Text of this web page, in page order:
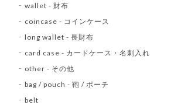
wallet - 財布
coincase - コインケース
long wallet - 長財布
card case - カードケース・名刺入れ
other - その他
bag / pouch - 鞄 / ポーチ
belt